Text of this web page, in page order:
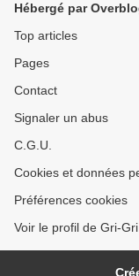
Hébergé par
Top articles
Pages
Contact
Signaler un abus
C.G.U.
Cookies et données
Préférences cookies
Voir le profil de Gri-